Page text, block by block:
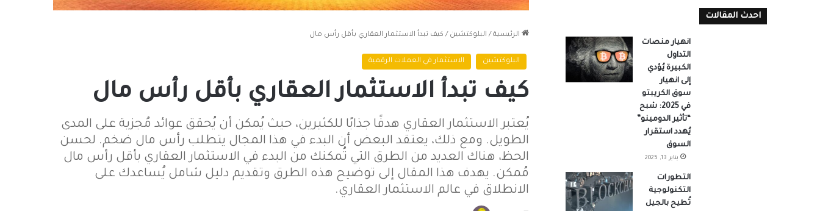
الرئيسية / البلوكتشين / كيف تبدأ الاستثمار العقاري بأقل رأس مال
البلوكتشين الاستثمار في العملات الرقمية
كيف تبدأ الاستثمار العقاري بأقل رأس مال
يُعتبر الاستثمار العقاري هدفًا جذابًا للكثيرين، حيث يُمكن أن يُحقق عوائد مُجزية على المدى
الطويل. ومع ذلك، يعتقد البعض أن البدء في هذا المجال يتطلب رأس مال ضخم. لحسن
الحظ، هناك العديد من الطرق التي تُمكنك من البدء في الاستثمار العقاري بأقل رأس مال
مُمكن. يهدف هذا المقال إلى توضيح هذه الطرق وتقديم دليل شامل يُساعدك على
الانطلاق في عالم الاستثمار العقاري.
احدث المقالات
انهيار منصات
التداول
الكبيرة يُؤدي
إلى انهيار
سوق الكريبتو
في 2025: شبح
“تأثير الدومينو”
يُهدد استقرار
السوق
يناير 13, 2025
التطورات
التكنولوجية
تُطيح بالجيل